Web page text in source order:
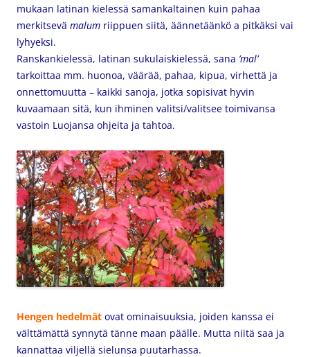
mukaan latinan kielessä samankaltainen kuin pahaa
merkitsevä malum riippuen siitä, äännetäänkö a pitkäksi vai
lyhyeksi.
Ranskankielessä, latinan sukulaiskielessä, sana ’mal’
tarkoittaa mm. huonoa, väärää, pahaa, kipua, virhettä ja
onnettomuutta – kaikki sanoja, jotka sopisivat hyvin
kuvaamaan sitä, kun ihminen valitsi/valitsee toimivansa
vastoin Luojansa ohjeita ja tahtoa.
Hengen hedelmät ovat ominaisuuksia, joiden kanssa ei
välttämättä synnytä tänne maan päälle. Mutta niitä saa ja
kannattaa viljellä sielunsa puutarhassa.